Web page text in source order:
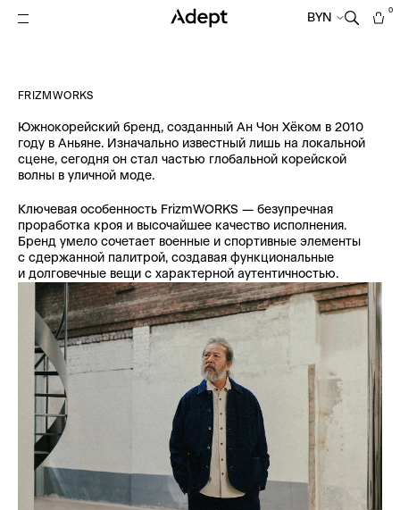
BYN
0
FRIZMWORKS
Южнокорейский бренд, созданный Ан Чон Хёком в 2010
году в Аньяне. Изначально известный лишь на локальной
сцене, сегодня он стал частью глобальной корейской
волны в уличной моде.
Ключевая особенность FrizmWORKS — безупречная
проработка кроя и высочайшее качество исполнения.
Бренд умело сочетает военные и спортивные элементы
с сдержанной палитрой, создавая функциональные
и долговечные вещи с характерной аутентичностью.